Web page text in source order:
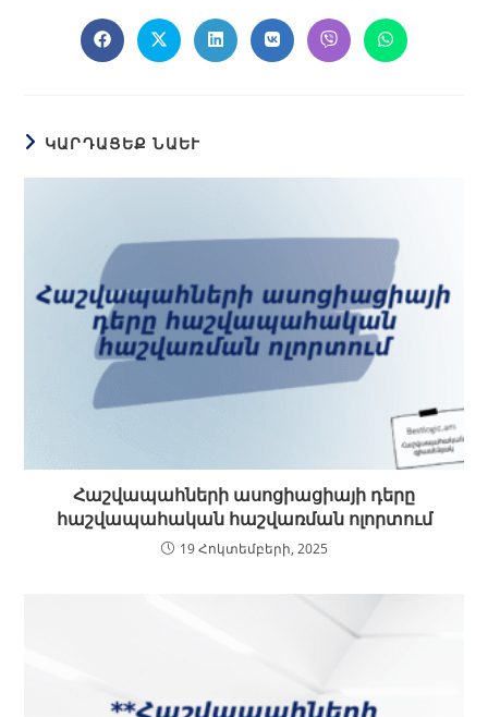
ԿԱՐԴԱՑԵՔ ՆԱԵՒ
Հաշվապահների ասոցիացիայի դերը
հաշվապահական հաշվառման ոլորտում
19 Հոկտեմբերի, 2025